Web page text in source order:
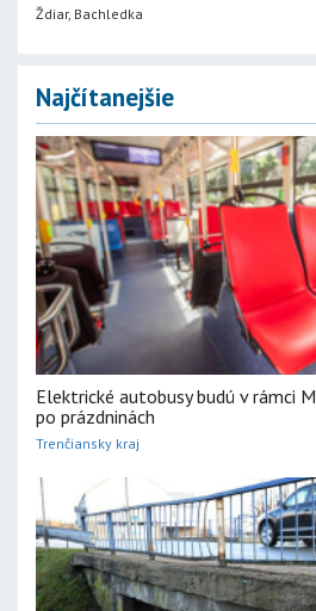
Ždiar, Bachledka
Najčítanejšie
Elektrické autobusy budú v rámci
po prázdninách
Trenčiansky kraj